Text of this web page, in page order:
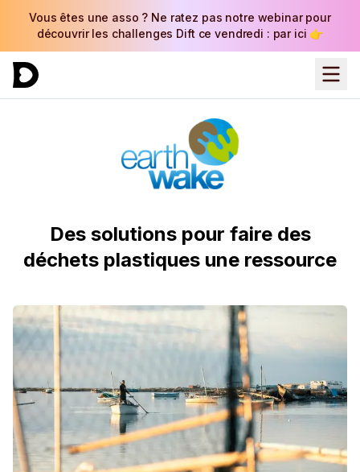
Vous êtes une asso ? Ne ratez pas notre webinar pour
découvrir les challenges Dift ce vendredi : par ici 👉
Des solutions pour faire des
déchets plastiques une ressource